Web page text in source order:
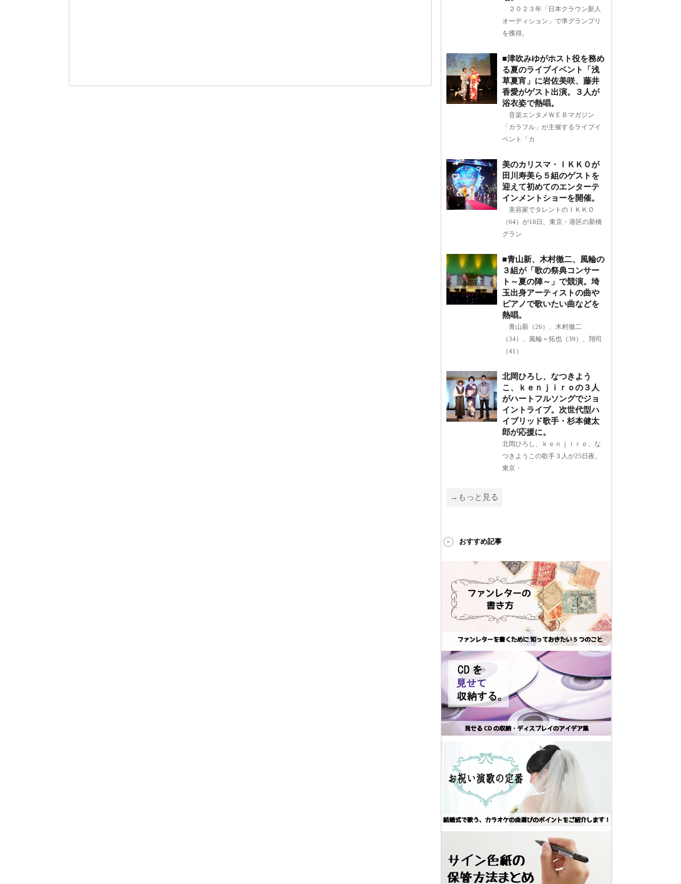
２０２３年「日本クラウン新人
オーディション」で準グランプリ
を獲得。
■津吹みゆがホスト役を務め
る夏のライブイベント「浅
草夏宵」に岩佐美咲、藤井
香愛がゲスト出演。３人が
浴衣姿で熱唱。
音楽エンタメＷＥＢマガジン
「カラフル」が主催するライブイ
ベント「カ
美のカリスマ・ＩＫＫＯが
田川寿美ら５組のゲストを
迎えて初めてのエンターテ
インメントショーを開催。
美容家でタレントのＩＫＫＯ
（64）が18日、東京・港区の新橋
グラン
■青山新、木村徹二、風輪の
３組が「歌の祭典コンサー
ト～夏の陣～」で競演。埼
玉出身アーティストの曲や
ピアノで歌いたい曲などを
熱唱。
青山新（26）、木村徹二
（34）、風輪＝拓也（39）、翔司
（41）
北岡ひろし、なつきよう
こ、ｋｅｎｊｉｒｏの３人
がハートフルソングでジョ
イントライブ。次世代型ハ
イブリッド歌手・杉本健太
郎が応援に。
北岡ひろし、ｋｅｎｊｉｒｏ、な
つきようこの歌手３人が25日夜、
東京・
→もっと見る
おすすめ記事